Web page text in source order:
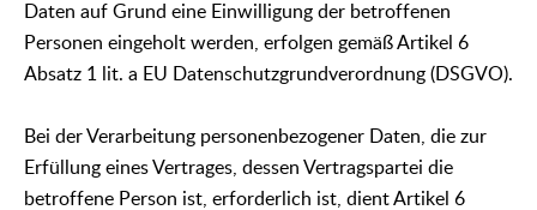
Daten auf Grund eine Einwilligung der betroffenen
Personen eingeholt werden, erfolgen gemäß Artikel 6
Absatz 1 lit. a EU Datenschutzgrundverordnung (DSGVO).
Bei der Verarbeitung personenbezogener Daten, die zur
Erfüllung eines Vertrages, dessen Vertragspartei die
betroffene Person ist, erforderlich ist, dient Artikel 6